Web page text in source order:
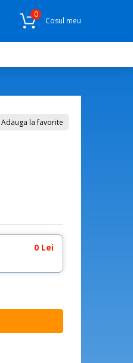
Cosul meu
0
Adauga la favorite
0 Lei